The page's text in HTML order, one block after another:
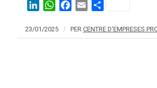
LinkedInWhatsAppFacebook
EmailShare
23/01/2025 / PER CENTRE D'EMPRESES